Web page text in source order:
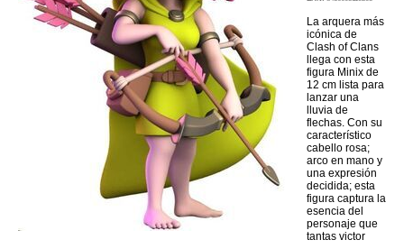
La arquera más
icónica de
Clash of Clans
llega con esta
figura Minix de
12 cm lista para
lanzar una
lluvia de
flechas. Con su
característico
cabello rosa;
arco en mano y
una expresión
decidida; esta
figura captura la
esencia del
personaje que
tantas victor